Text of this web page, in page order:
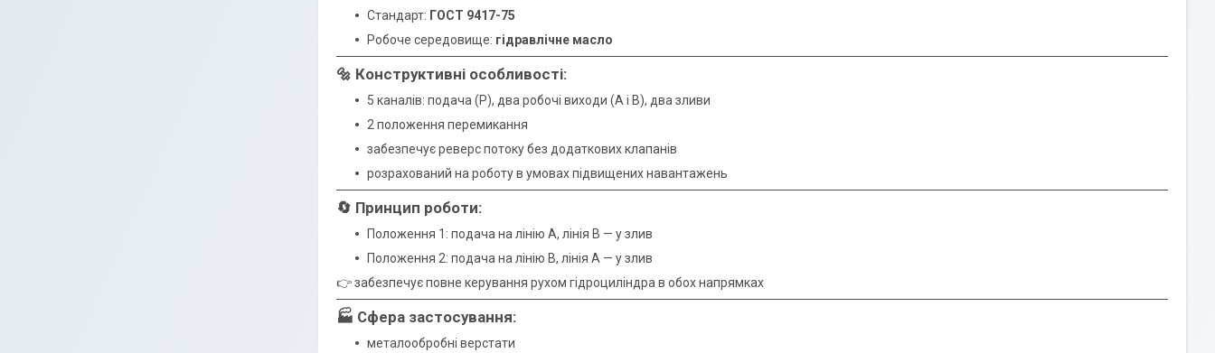
Стандарт: ГОСТ 9417-75
Робоче середовище: гідравлічне масло
🔩 Конструктивні особливості:
5 каналів: подача (P), два робочі виходи (A і B), два зливи
2 положення перемикання
забезпечує реверс потоку без додаткових клапанів
розрахований на роботу в умовах підвищених навантажень
🔄 Принцип роботи:
Положення 1: подача на лінію A, лінія B — у злив
Положення 2: подача на лінію B, лінія A — у злив
👉 забезпечує повне керування рухом гідроциліндра в обох напрямках
🏭 Сфера застосування:
металообробні верстати